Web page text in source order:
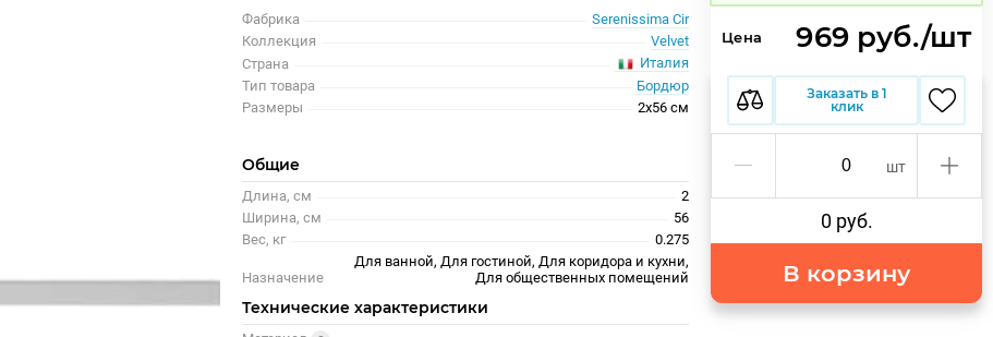
Фабрика
Serenissima Cir
Коллекция
Velvet
Страна
Италия
Тип товара
Бордюр
Размеры
2x56 см
Общие
Длина, см
2
Ширина, см
56
Вес, кг
0.275
Назначение
Для ванной, Для гостиной, Для коридора и кухни,
Для общественных помещений
Технические характеристики
Цена 969 руб./шт
Заказать в 1
клик
шт
0 руб.
В корзину